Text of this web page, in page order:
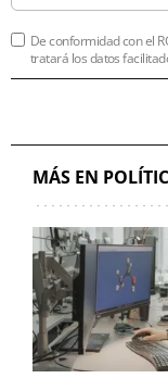
De conformidad con el
tratará los datos
MÁS EN